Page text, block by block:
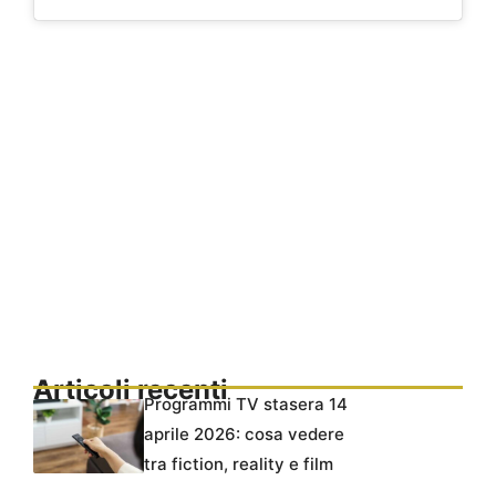
Articoli recentiProgrammi TV stasera 14
aprile 2026: cosa vedere
tra fiction, reality e film